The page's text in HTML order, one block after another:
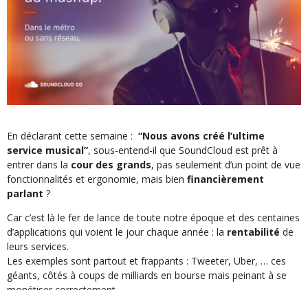
En déclarant cette semaine : “Nous avons créé l’ultime
service musical”, sous-entend-il que SoundCloud est prêt à
entrer dans la cour des grands, pas seulement d’un point de vue
fonctionnalités et ergonomie, mais bien financièrement
parlant ?
Car c’est là le fer de lance de toute notre époque et des centaines
d’applications qui voient le jour chaque année : la rentabilité de
leurs services.
Les exemples sont partout et frappants : Tweeter, Uber, … ces
géants, côtés à coups de milliards en bourse mais peinant à se